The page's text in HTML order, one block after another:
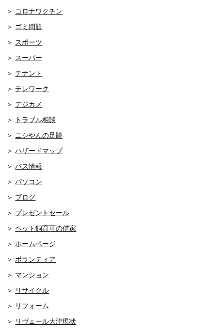
コロナワクチン
ゴミ問題
スポーツ
スーパー
テナント
テレワーク
デジカメ
トラブル相談
ニシやんの足跡
ハザードマップ
バス情報
パソコン
ブログ
プレゼントセール
ペット飼育可の借家
ホームページ
ボランティア
マンション
リサイクル
リフォーム
リヴェール大津現状